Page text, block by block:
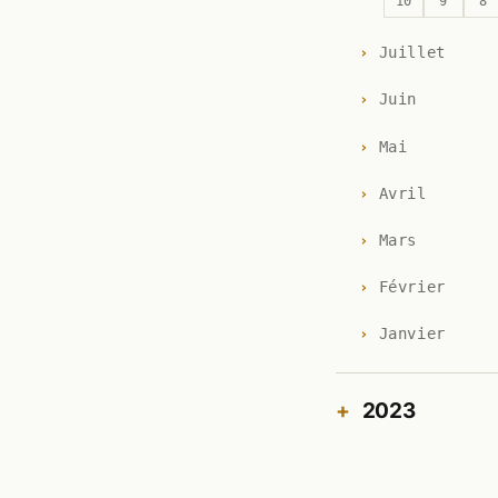
Juillet
Juin
Mai
Avril
Mars
Février
Janvier
2023